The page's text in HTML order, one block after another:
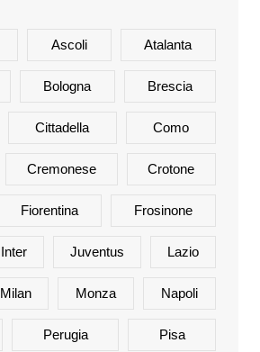
Ascoli Atalanta
Bologna Brescia
Cittadella Como
Cremonese Crotone
Fiorentina Frosinone
Inter Juventus Lazio
Milan Monza Napoli
Perugia Pisa